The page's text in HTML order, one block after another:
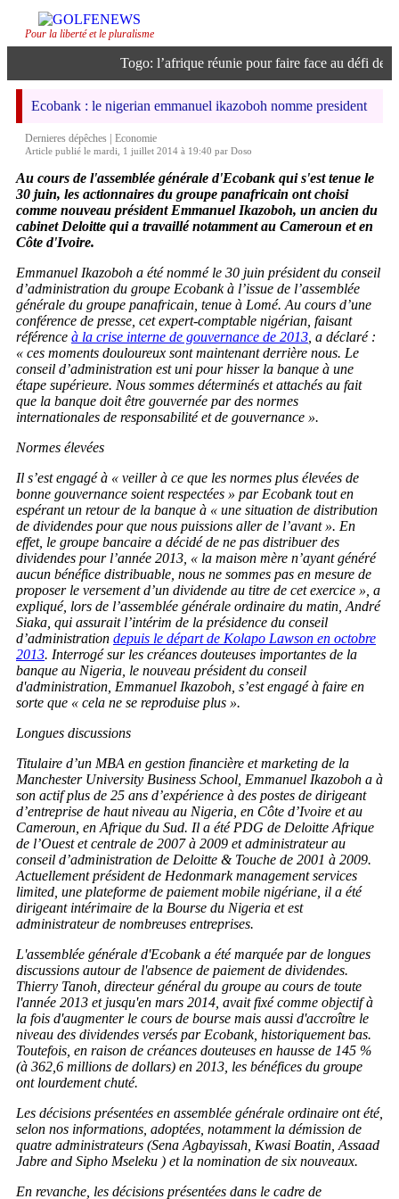
Pour la liberté et le pluralisme
Togo: l’afrique réunie pour faire face au défi de
Ecobank : le nigerian emmanuel ikazoboh nomme president
Dernieres dépêches
Economie
Article publié le mardi, 1 juillet 2014 à 19:40 par Doso
Au cours de l'assemblée générale d'Ecobank qui s'est tenue le
30 juin, les actionnaires du groupe panafricain ont choisi
comme nouveau président Emmanuel Ikazoboh, un ancien du
cabinet Deloitte qui a travaillé notamment au Cameroun et en
Côte d'Ivoire.
Emmanuel Ikazoboh a été nommé le 30 juin président du conseil
d’administration du groupe Ecobank à l’issue de l’assemblée
générale du groupe panafricain, tenue à Lomé. Au cours d’une
conférence de presse, cet expert-comptable nigérian, faisant
référence à la crise interne de gouvernance de 2013 , a déclaré :
« ces moments douloureux sont maintenant derrière nous. Le
conseil d’administration est uni pour hisser la banque à une
étape supérieure. Nous sommes déterminés et attachés au fait
que la banque doit être gouvernée par des normes
internationales de responsabilité et de gouvernance ».
Normes élevées
Il s’est engagé à « veiller à ce que les normes plus élevées de
bonne gouvernance soient respectées » par Ecobank tout en
espérant un retour de la banque à « une situation de distribution
de dividendes pour que nous puissions aller de l’avant ». En
effet, le groupe bancaire a décidé de ne pas distribuer des
dividendes pour l’année 2013, « la maison mère n’ayant généré
aucun bénéfice distribuable, nous ne sommes pas en mesure de
proposer le versement d’un dividende au titre de cet exercice », a
expliqué, lors de l’assemblée générale ordinaire du matin, André
Siaka, qui assurait l’intérim de la présidence du conseil
d’administration depuis le départ de Kolapo Lawson en octobre
2013. Interrogé sur les créances douteuses importantes de la
banque au Nigeria, le nouveau président du conseil
d'administration, Emmanuel Ikazoboh, s’est engagé à faire en
sorte que « cela ne se reproduise plus ».
Longues discussions
Titulaire d’un MBA en gestion financière et marketing de la
Manchester University Business School, Emmanuel Ikazoboh a à
son actif plus de 25 ans d’expérience à des postes de dirigeant
d’entreprise de haut niveau au Nigeria, en Côte d’Ivoire et au
Cameroun, en Afrique du Sud. Il a été PDG de Deloitte Afrique
de l’Ouest et centrale de 2007 à 2009 et administrateur au
conseil d’administration de Deloitte & Touche de 2001 à 2009.
Actuellement président de Hedonmark management services
limited, une plateforme de paiement mobile nigériane, il a été
dirigeant intérimaire de la Bourse du Nigeria et est
administrateur de nombreuses entreprises.
L'assemblée générale d'Ecobank a été marquée par de longues
discussions autour de l'absence de paiement de dividendes.
Thierry Tanoh, directeur général du groupe au cours de toute
l'année 2013 et jusqu'en mars 2014, avait fixé comme objectif à
la fois d'augmenter le cours de bourse mais aussi d'accroître le
niveau des dividendes versés par Ecobank, historiquement bas.
Toutefois, en raison de créances douteuses en hausse de 145 %
(à 362,6 millions de dollars) en 2013, les bénéfices du groupe
ont lourdement chuté.
Les décisions présentées en assemblée générale ordinaire ont été,
selon nos informations, adoptées, notamment la démission de
quatre administrateurs (Sena Agbayissah, Kwasi Boatin, Assaad
Jabre and Sipho Mseleku ) et la nomination de six nouveaux.
En revanche, les décisions présentées dans le cadre de